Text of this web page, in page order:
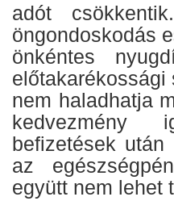
adót
öngondoskodás
önkéntes
előtakarékossági
nem haladhatja
kedvezmény
befizetések
az
együtt nem lehet